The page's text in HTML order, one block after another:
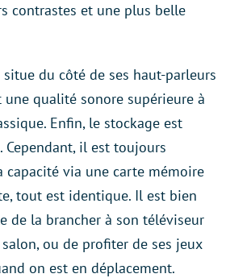
contrastes et une plus belle
situe du côté de ses haut-parleurs
qualité sonore supérieure à
Enfin, le stockage est
. Cependant, il est toujours
capacité via une carte mémoire
tout est identique. Il est bien
de la brancher à son téléviseur
ou de profiter de ses jeux
on est en déplacement.